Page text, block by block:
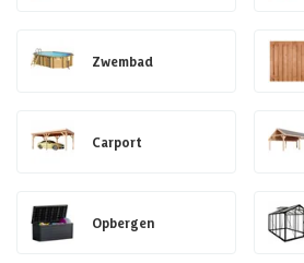
Zwembad
Carport
Opbergen